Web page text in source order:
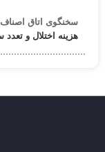
سخنگوی اتاق اصناف
هزینه اختلال و تعدد